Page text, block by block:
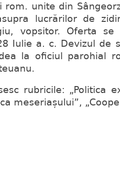
rom. unite din
lucrărilor de
vopsitor. Oferta
Iulie a. c. Devizul de
la oficiul parohial
„Politica
meseriașului”,